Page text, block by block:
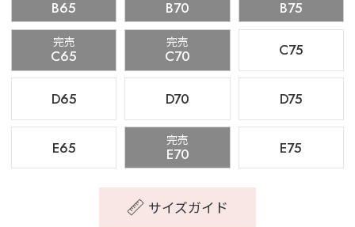
B65 B70 B75
完売
C65
完売
C70 C75
D65 D70 D75
E65 完売
E70 E75
サイズガイド